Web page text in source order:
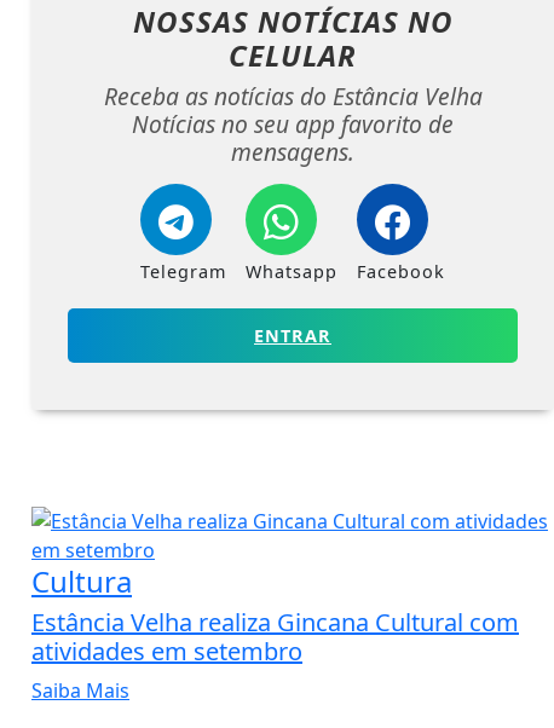
NOSSAS NOTÍCIAS NO
CELULAR
Receba as notícias do Estância Velha
Notícias no seu app favorito de
mensagens.
Telegram Whatsapp Facebook
ENTRAR
Cultura
Estância Velha realiza Gincana Cultural com
atividades em setembro
Saiba Mais